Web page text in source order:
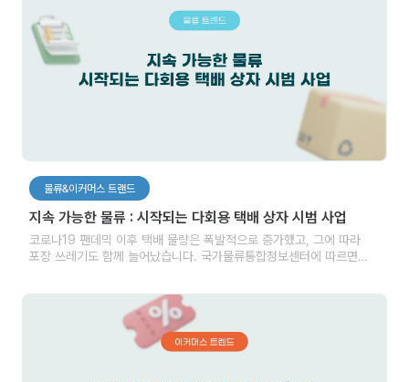
물류&이커머스 트랜드
지속 가능한 물류 : 시작되는 다회용 택배 상자 시범 사업
코로나19 팬데믹 이후 택배 물량은 폭발적으로 증가했고, 그에 따라
포장 쓰레기도 함께 늘어났습니다. 국가물류통합정보센터에 따르면
크게 증가했습니다. 이런 증가가 결국 자연 환경의 부담으로 이어지면서
소비자들은 점차 환경을 고려한 지속 가능한 소비를 원하고 있습니다.
이러한 변화에 발맞춰, 정부와 기업들은 일회용 중심의 택배 포장
시스템을 혁신하기 위해 새로운 대안을 모색하고 있습니다. 그 중